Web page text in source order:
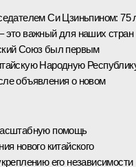
Си Цзиньпином: 75
это важный для наших стран
Союз был первым
Народную
объявления о новом
помощь
нового китайского
его независимости